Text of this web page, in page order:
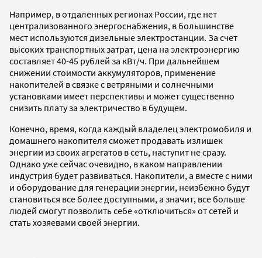
Например, в отдаленных регионах России, где нет
централизованного энергоснабжения, в большинстве
мест используются дизельные электростанции. За счет
высоких транспортных затрат, цена на электроэнергию
составляет 40-45 рублей за кВт/ч. При дальнейшем
снижении стоимости аккумуляторов, применение
накопителей в связке с ветряными и солнечными
установками имеет перспективы и может существенно
снизить плату за электричество в будущем.
Конечно, время, когда каждый владелец электромобиля и
домашнего накопителя сможет продавать излишек
энергии из своих агрегатов в сеть, наступит не сразу.
Однако уже сейчас очевидно, в каком направлении
индустрия будет развиваться. Накопители, а вместе с ними
и оборудование для генерации энергии, неизбежно будут
становиться все более доступными, а значит, все больше
людей смогут позволить себе «отключиться» от сетей и
стать хозяевами своей энергии.